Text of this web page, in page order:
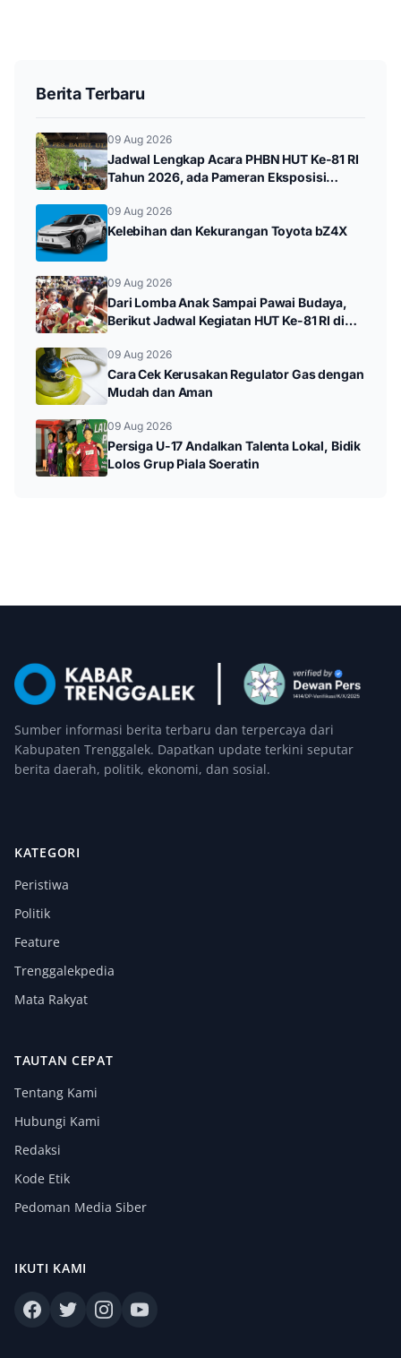
Berita Terbaru
09 Aug 2026
Jadwal Lengkap Acara PHBN HUT Ke-81 RI
Tahun 2026, ada Pameran Eksposisi
09 Aug 2026
Kelebihan dan Kekurangan Toyota bZ4X
09 Aug 2026
Dari Lomba Anak Sampai Pawai Budaya,
Berikut Jadwal Kegiatan HUT Ke-81 RI di
09 Aug 2026
Cara Cek Kerusakan Regulator Gas dengan
Mudah dan Aman
09 Aug 2026
Persiga U-17 Andalkan Talenta Lokal, Bidik
Lolos Grup Piala Soeratin
Sumber informasi berita terbaru dan terpercaya dari
Kabupaten Trenggalek. Dapatkan update terkini seputar
berita daerah, politik, ekonomi, dan sosial.
KATEGORI
Peristiwa
Politik
Feature
Trenggalekpedia
Mata Rakyat
TAUTAN CEPAT
Tentang Kami
Hubungi Kami
Redaksi
Kode Etik
Pedoman Media Siber
IKUTI KAMI